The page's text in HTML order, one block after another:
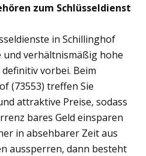
zum Schlüsseldienst
in Schillinghof
und verhältnismäßig hohe
vorbei. Beim
(73553) treffen Sie
attraktive Preise, sodass
bares Geld einsparen
in absehbarer Zeit aus
aussperren, dann besteht